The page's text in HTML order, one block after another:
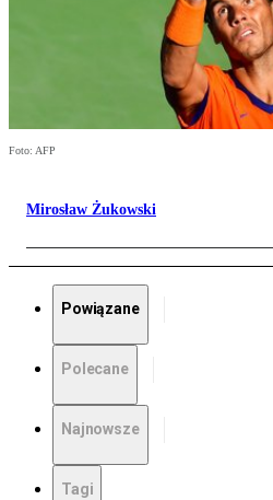
Foto: AFP
Mirosław Żukowski
Powiązane
Polecane
Najnowsze
Tagi